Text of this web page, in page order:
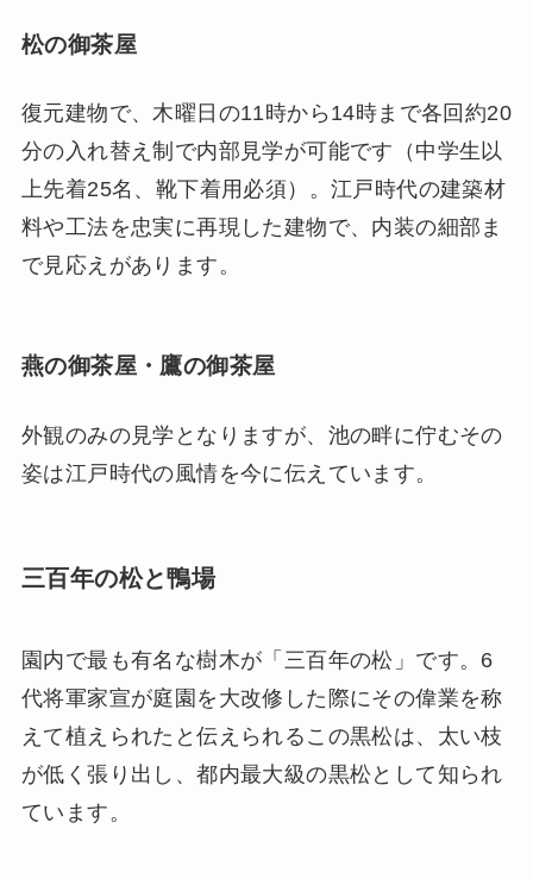
松の御茶屋
復元建物で、木曜日の11時から14時まで各回約20
分の入れ替え制で内部見学が可能です（中学生以
上先着25名、靴下着用必須）。江戸時代の建築材
料や工法を忠実に再現した建物で、内装の細部ま
で見応えがあります。
燕の御茶屋・鷹の御茶屋
外観のみの見学となりますが、池の畔に佇むその
姿は江戸時代の風情を今に伝えています。
三百年の松と鴨場
園内で最も有名な樹木が「三百年の松」です。6
代将軍家宣が庭園を大改修した際にその偉業を称
えて植えられたと伝えられるこの黒松は、太い枝
が低く張り出し、都内最大級の黒松として知られ
ています。